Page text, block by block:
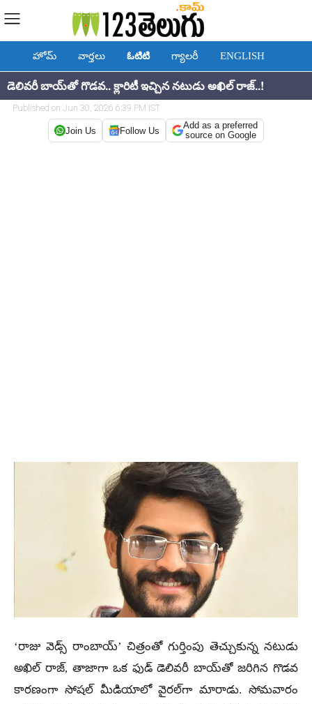
హోమ్ వార్తలు ఓటిటి గ్యాలరీ ENGLISH
డెలివరీ బాయ్‌తో గొడవ.. క్లారిటీ ఇచ్చిన నటుడు అఖిల్ రాజ్..!
Published on Jun 30, 2026 6:39 PM IST
Join Us Follow Us
Add as a preferred
source on Google
‘రాజు వెడ్స్ రాంబాయ్’ చిత్రంతో గుర్తింపు తెచ్చుకున్న నటుడు
అఖిల్ రాజ్, తాజాగా ఒక ఫుడ్ డెలివరీ బాయ్‌తో జరిగిన గొడవ
కారణంగా సోషల్ మీడియాలో వైరల్‌గా మారాడు. సోమవారం